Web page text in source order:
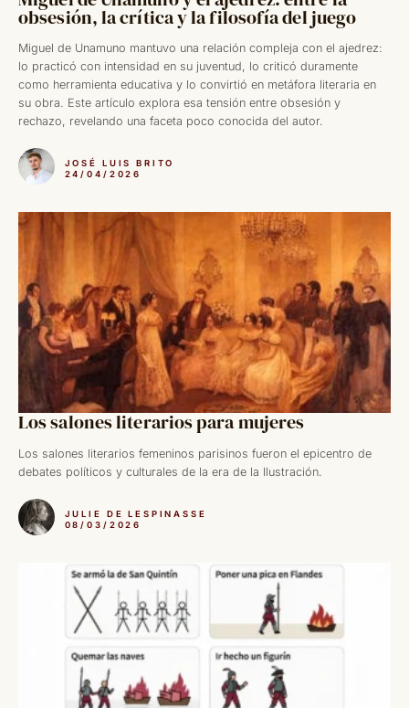
obsesión, la crítica y la filosofía del juego
Miguel de Unamuno mantuvo una relación compleja con el ajedrez:
lo practicó con intensidad en su juventud, lo criticó duramente
como herramienta educativa y lo convirtió en metáfora literaria en
su obra. Este artículo explora esa tensión entre obsesión y
rechazo, revelando una faceta poco conocida del autor.
JOSÉ LUIS BRITO
24/04/2026
Los salones literarios para mujeres
Los salones literarios femeninos parisinos fueron el epicentro de
debates políticos y culturales de la era de la Ilustración.
JULIE DE LESPINASSE
08/03/2026